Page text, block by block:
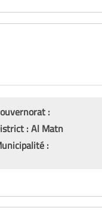
Gouvernorat :
District : Al Matn
Municipalité :